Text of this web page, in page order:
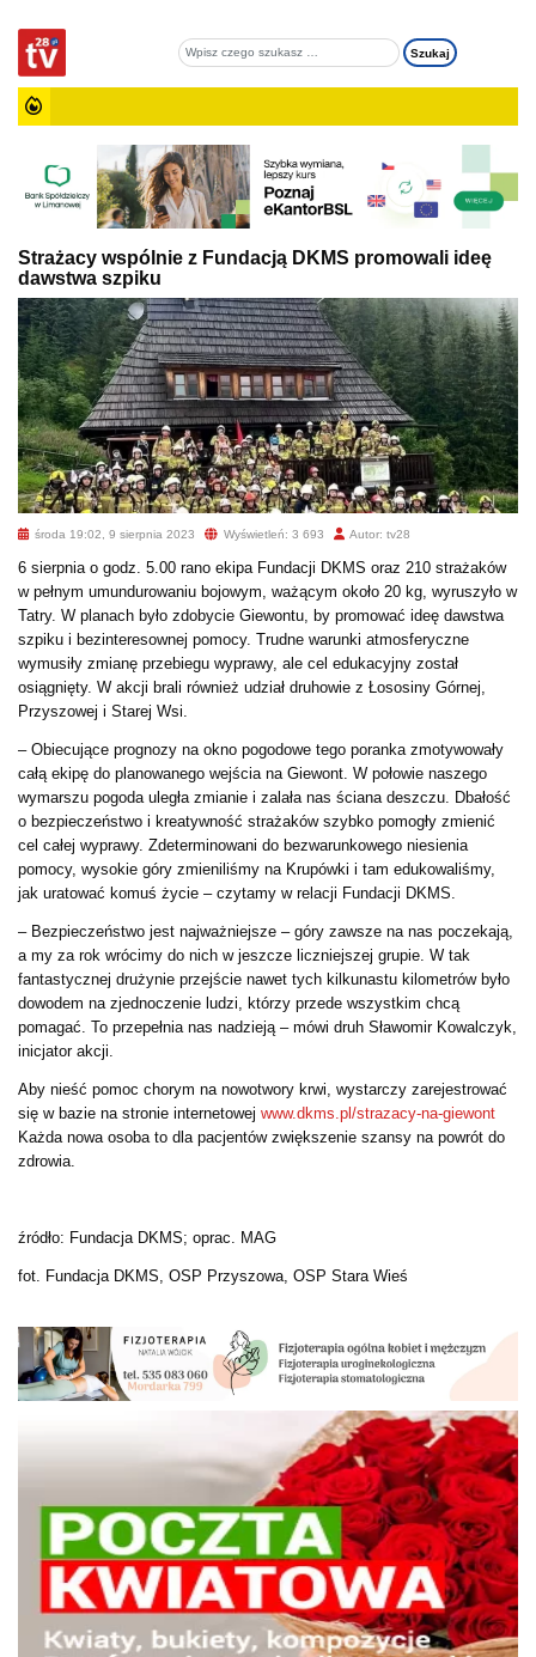
Strażacy wspólnie z Fundacją DKMS promowali ideę
dawstwa szpiku
środa 19:02, 9 sierpnia 2023 Wyświetleń: 3 693 Autor: tv28
6 sierpnia o godz. 5.00 rano ekipa Fundacji DKMS oraz 210 strażaków
w pełnym umundurowaniu bojowym, ważącym około 20 kg, wyruszyło w
Tatry. W planach było zdobycie Giewontu, by promować ideę dawstwa
szpiku i bezinteresownej pomocy. Trudne warunki atmosferyczne
wymusiły zmianę przebiegu wyprawy, ale cel edukacyjny został
osiągnięty. W akcji brali również udział druhowie z Łososiny Górnej,
Przyszowej i Starej Wsi.
– Obiecujące prognozy na okno pogodowe tego poranka zmotywowały
całą ekipę do planowanego wejścia na Giewont. W połowie naszego
wymarszu pogoda uległa zmianie i zalała nas ściana deszczu. Dbałość
o bezpieczeństwo i kreatywność strażaków szybko pomogły zmienić
cel całej wyprawy. Zdeterminowani do bezwarunkowego niesienia
pomocy, wysokie góry zmieniliśmy na Krupówki i tam edukowaliśmy,
jak uratować komuś życie – czytamy w relacji Fundacji DKMS.
– Bezpieczeństwo jest najważniejsze – góry zawsze na nas poczekają,
a my za rok wrócimy do nich w jeszcze liczniejszej grupie. W tak
fantastycznej drużynie przejście nawet tych kilkunastu kilometrów było
dowodem na zjednoczenie ludzi, którzy przede wszystkim chcą
pomagać. To przepełnia nas nadzieją – mówi druh Sławomir Kowalczyk,
inicjator akcji.
Aby nieść pomoc chorym na nowotwory krwi, wystarczy zarejestrować
się w bazie na stronie internetowej www.dkms.pl/strazacy-na-giewont
Każda nowa osoba to dla pacjentów zwiększenie szansy na powrót do
zdrowia.
źródło: Fundacja DKMS; oprac. MAG
fot. Fundacja DKMS, OSP Przyszowa, OSP Stara Wieś